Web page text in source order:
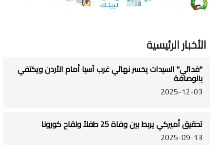
الأخبار الرئيسية
"فدائي" السيدات يخسر نهائي غرب آسيا أمام الأردن ويكتفي
بالوصافة
2025-12-03
تحقيق أميركي يربط بين وفاة 25 طفلاً ولقاح كورونا
2025-09-13